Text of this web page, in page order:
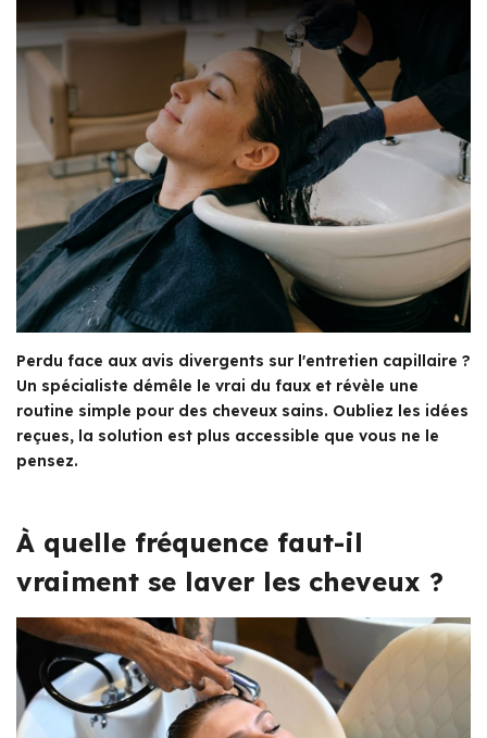
Perdu face aux avis divergents sur l'entretien capillaire ?
Un spécialiste démêle le vrai du faux et révèle une
routine simple pour des cheveux sains. Oubliez les idées
reçues, la solution est plus accessible que vous ne le
pensez.
À quelle fréquence faut-il
vraiment se laver les cheveux ?